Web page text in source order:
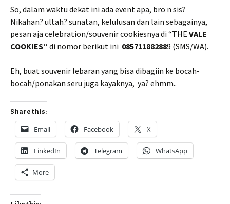
So, dalam waktu dekat ini ada event apa, bro n sis?
Nikahan? ultah? sunatan, kelulusan dan lain sebagainya,
pesan aja celebration/souvenir cookiesnya di “THE VALE
COOKIES” di nomor berikut ini 085711882889 (SMS/WA).
Eh, buat souvenir lebaran yang bisa dibagiin ke bocah-
bocah/ponakan seru juga kayaknya, ya? ehmm..
Share this:
Email Facebook X
LinkedIn Telegram WhatsApp
More